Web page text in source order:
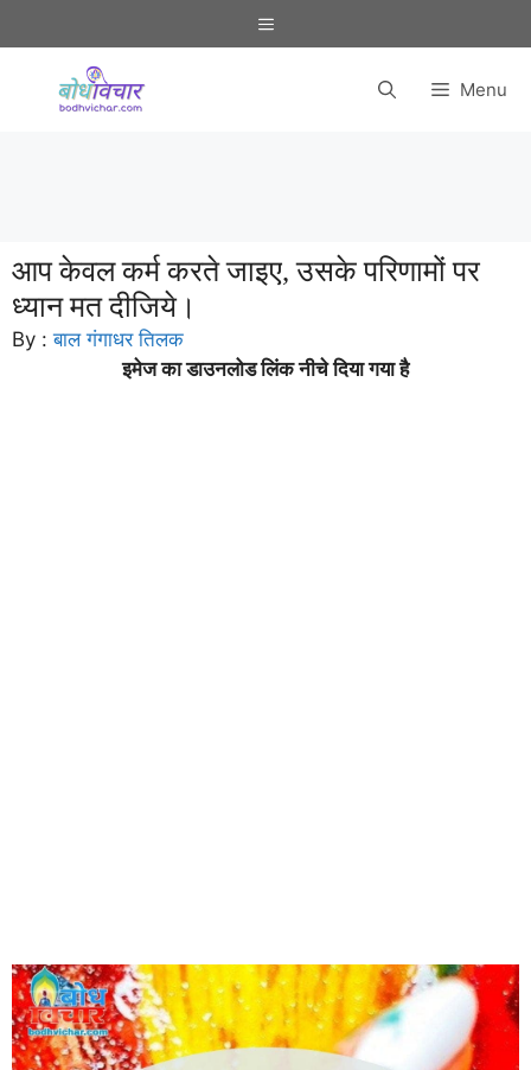
to
Menu
Menu
आप केवल कर्म करते जाइए, उसके परिणामों पर
ध्यान मत दीजिये।
By :बाल गंगाधर तिलक
इमेज का डाउनलोड लिंक नीचे दिया गया है